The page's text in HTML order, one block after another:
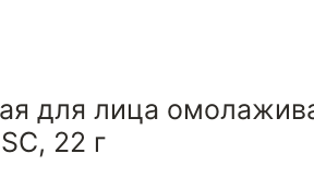
для лица
22 г